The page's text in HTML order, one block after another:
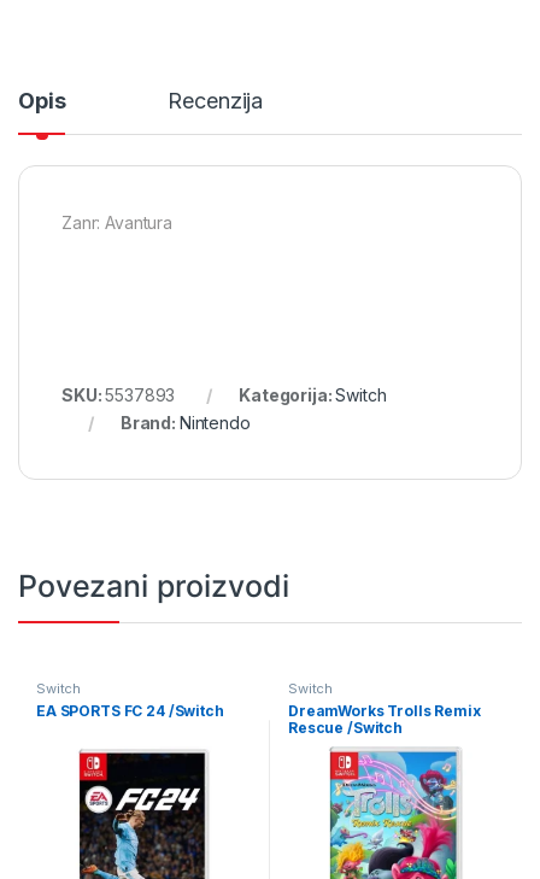
Opis Recenzija
Zanr: Avantura
SKU:5537893 Kategorija:Switch
Brand: Nintendo
Povezani proizvodi
Switch
EA SPORTS FC 24 /Switch
Switch
DreamWorks Trolls Remix
Rescue /Switch